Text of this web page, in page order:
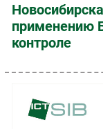
применению
контроле